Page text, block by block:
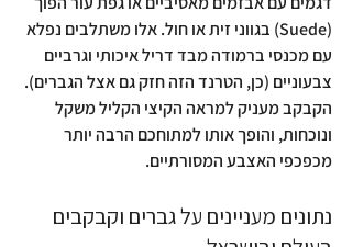
(Suede) בגווני זית או חול. אלו משתלבים נפלא
עם מכנסי ברמודה מבד דריל איכותי וגרביים
צבעוניים (כן, הטרנד הזה חזק גם אצל הגברים).
הקבקב מעניק למראה הקיצי הקליל משקל
ונוכחות, והופך אותו למתוחכם הרבה יותר
מכפכפי האצבע המסורתיים.
נתונים מעניינים על גברים וקבקבים